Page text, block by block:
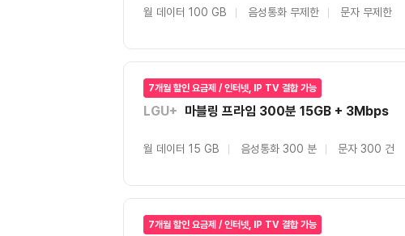
월 데이터 100 GB 음성통화 무제한 문자 무제한
7개월 할인 요금제 / 인터넷, IP TV 결합 가능
LGU+ 마블링 프라임 300분 15GB + 3Mbps
월 데이터 15 GB 음성통화 300 분 문자 300 건
7개월 할인 요금제 / 인터넷, IP TV 결합 가능